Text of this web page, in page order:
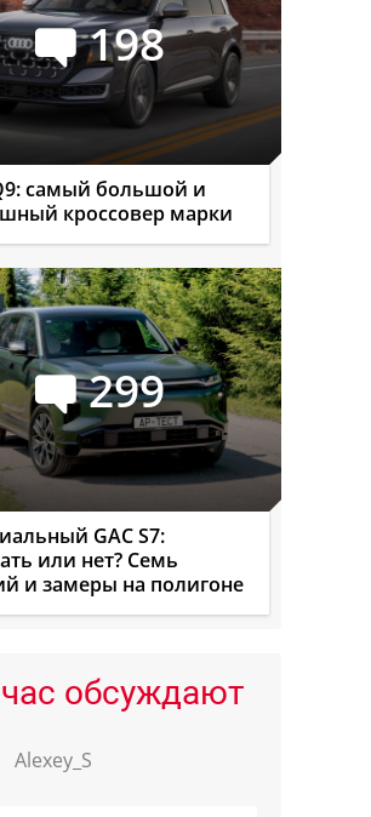
198
самый большой и
кроссовер марки
299
GAC S7:
или нет? Семь
и замеры на полигоне
обсуждают
Alexey_S